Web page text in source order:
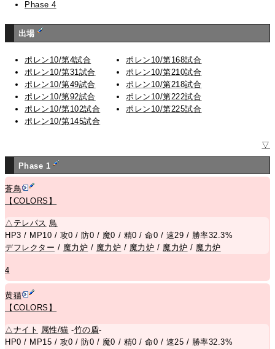
Phase 4
出場
ポレン10/第4試合
ポレン10/第31試合
ポレン10/第49試合
ポレン10/第92試合
ポレン10/第102試合
ポレン10/第145試合
ポレン10/第168試合
ポレン10/第210試合
ポレン10/第218試合
ポレン10/第222試合
ポレン10/第225試合
▽
Phase 1
蒼鳥
【COLORS】
△ テレパス 鳥
HP3 / MP10 / 攻0 / 防0 / 魔0 / 精0 / 命0 / 速29 / 勝率32.3%
デフレクター / 魔力炉 / 魔力炉 / 魔力炉 / 魔力炉 / 魔力炉
4
黄猫
【COLORS】
△ナイト 属性/猫 -竹の盾-
HP0 / MP15 / 攻0 / 防0 / 魔0 / 精0 / 命0 / 速25 / 勝率32.3%